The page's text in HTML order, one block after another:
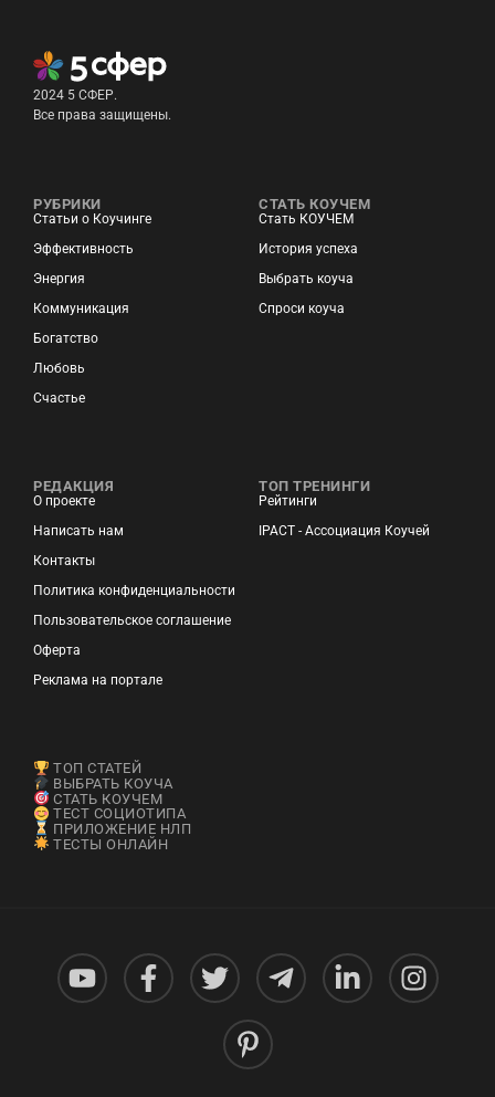
2024 5 СФЕР.
Все права защищены.
РУБРИКИ
Статьи о Коучинге
Эффективность
Энергия
Коммуникация
Богатство
Любовь
Счастье
СТАТЬ КОУЧЕМ
Стать КОУЧЕМ
История успеха
Выбрать коуча
Спроси коуча
РЕДАКЦИЯ
О проекте
Написать нам
Контакты
Политика конфиденциальности
Пользовательское соглашение
Оферта
Реклама на портале
ТОП ТРЕНИНГИ
Рейтинги
IPACT - Ассоциация Коучей
ТОП СТАТЕЙ
ВЫБРАТЬ КОУЧА
СТАТЬ КОУЧЕМ
ТЕСТ СОЦИОТИПА
ПРИЛОЖЕНИЕ НЛП
ТЕСТЫ ОНЛАЙН